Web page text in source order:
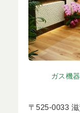
ガス機
〒525-0033